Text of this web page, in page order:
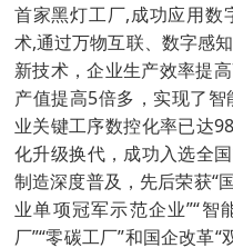
首家黑灯工厂,成功应用数
术,通过万物互联、数字感
新技术，企业生产效率提
产值提高5倍多，实现了
业关键工序数控化率已达
化升级换代，成功入选全
制造深度普及，先后荣获“
业单项冠军示范企业”“智
厂”“零碳工厂”和国企改革